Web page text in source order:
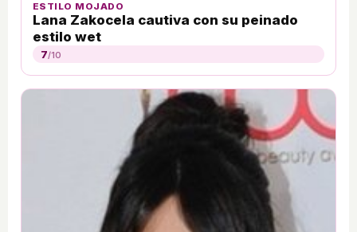
ESTILO MOJADO
Lana Zakocela cautiva con su peinado
estilo wet
7/10